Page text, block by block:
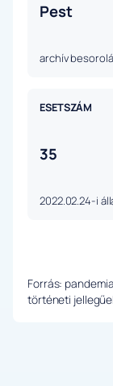
Pest
archív
ESETSZÁM
35
2022.02.24-i
Forrás:
történeti